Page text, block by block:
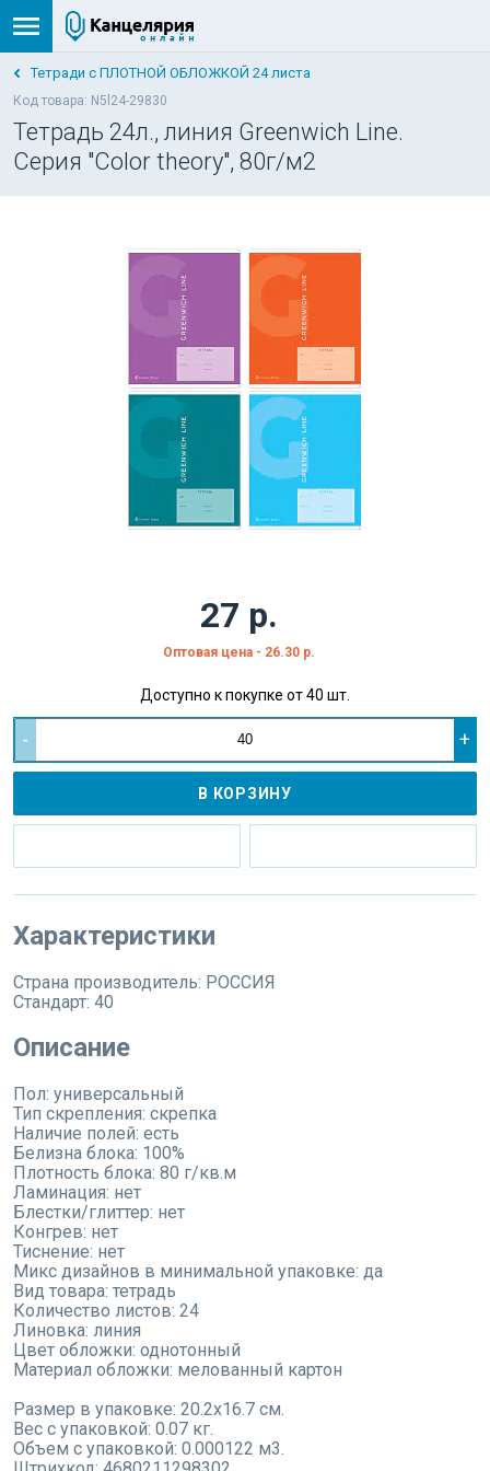
Тетради с ПЛОТНОЙ ОБЛОЖКОЙ 24 листа
Код товара: N5l24-29830
Тетрадь 24л., линия Greenwich Line.
Серия "Color theory", 80г/м2
27 р.
Оптовая цена - 26.30 р.
Доступно к покупке от 40 шт.
- +
В КОРЗИНУ
Характеристики
Страна производитель: РОССИЯ
Стандарт: 40
Описание
Пол: универсальный
Тип скрепления: скрепка
Наличие полей: есть
Белизна блока: 100%
Плотность блока: 80 г/кв.м
Ламинация: нет
Блестки/глиттер: нет
Конгрев: нет
Тиснение: нет
Микс дизайнов в минимальной упаковке: да
Вид товара: тетрадь
Количество листов: 24
Линовка: линия
Цвет обложки: однотонный
Материал обложки: мелованный картон
Размер в упаковке: 20.2x16.7 см.
Вес с упаковкой: 0.07 кг.
Объем с упаковкой: 0.000122 м3.